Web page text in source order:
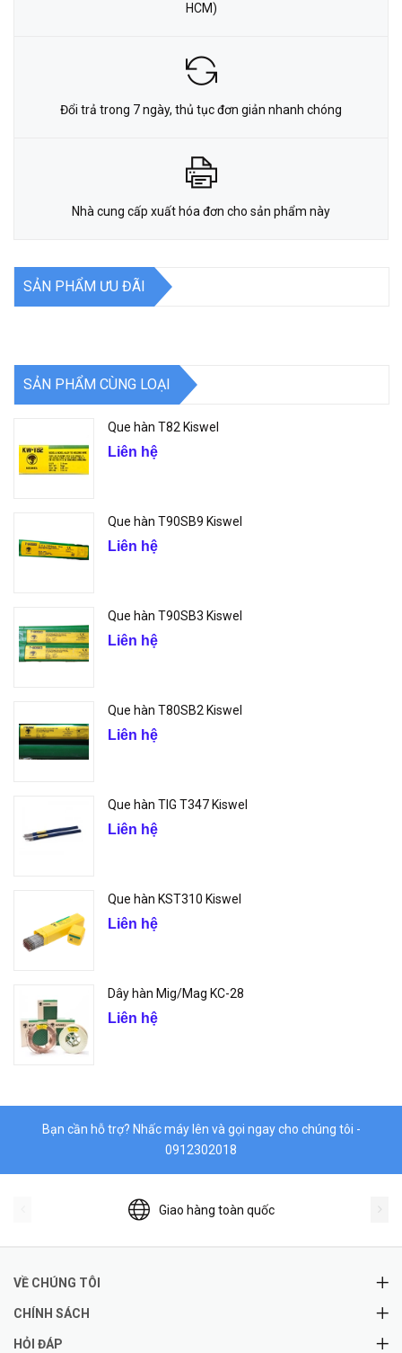
HCM)
Đổi trả trong 7 ngày, thủ tục đơn giản nhanh chóng
Nhà cung cấp xuất hóa đơn cho sản phẩm này
SẢN PHẨM ƯU ĐÃI
SẢN PHẨM CÙNG LOẠI
Que hàn T82 Kiswel
Liên hệ
Que hàn T90SB9 Kiswel
Liên hệ
Que hàn T90SB3 Kiswel
Liên hệ
Que hàn T80SB2 Kiswel
Liên hệ
Que hàn TIG T347 Kiswel
Liên hệ
Que hàn KST310 Kiswel
Liên hệ
Dây hàn Mig/Mag KC-28
Liên hệ
Bạn cần hỗ trợ? Nhấc máy lên và gọi ngay cho chúng tôi -
0912302018
Giao hàng toàn quốc
VỀ CHÚNG TÔI
CHÍNH SÁCH
HỎI ĐÁP